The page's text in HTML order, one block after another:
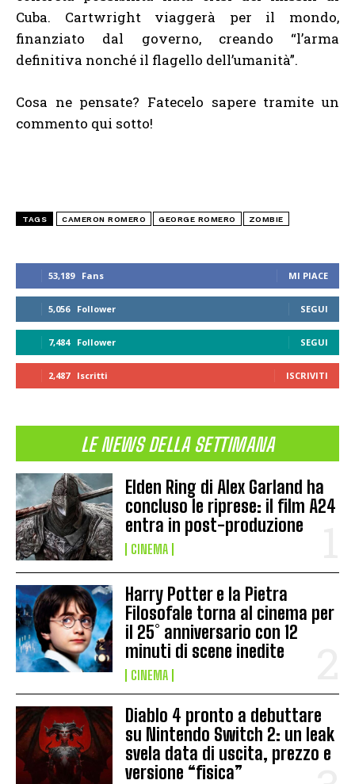
53,189 Fans MI PIACE
5,056 Follower SEGUI
7,484 Follower SEGUI
2,487 Iscritti ISCRIVITI
LE NEWS DELLA SETTIMANA
Elden Ring di Alex Garland ha
concluso le riprese: il film A24
entra in post-produzione
CINEMA
Harry Potter e la Pietra
Filosofale torna al cinema per
il 25° anniversario con 12
minuti di scene inedite
CINEMA
Diablo 4 pronto a debuttare
su Nintendo Switch 2: un leak
svela data di uscita, prezzo e
versione “fisica”
Cuba. Cartwright viaggerà per il mondo,
finanziato dal governo, creando “l’arma
definitiva nonché il flagello dell’umanità”.
Cosa ne pensate? Fatecelo sapere tramite un
commento qui sotto!
TAGS CAMERON ROMERO GEORGE ROMERO ZOMBIE